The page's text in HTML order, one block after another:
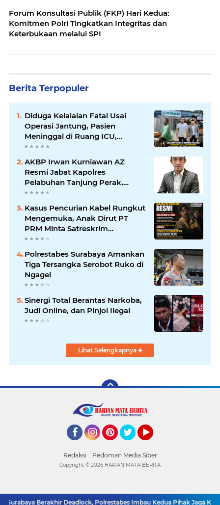
Forum Konsultasi Publik (FKP) Hari Kedua:
Komitmen Polri Tingkatkan Integritas dan
Keterbukaan melalui SPI
Berita Terpopuler
Diduga Kelalaian Fatal Usai
Operasi Jantung, Pasien
Meninggal di Ruang ICU,
Keluarga Tuntut RSUD dr.
Jawab
AKBP Irwan Kurniawan AZ
Resmi Jabat Kapolres
Pelabuhan Tanjung Perak,
Pimpinan Redaksi
Sampaikan Ucapan Selamat
Kasus Pencurian Kabel Rungkut
Mengemuka, Anak Dirut PT
PRM Minta Satreskrim
Polrestabes Surabaya Usut
Polrestabes Surabaya Amankan
Tiga Tersangka Serobot Ruko di
Ngagel
Sinergi Total Berantas Narkoba,
Judi Online, dan Pinjol Ilegal
Lihat Selengkapnya
Redaksi Pedoman Media Siber
Berakhir Deadlock, Polrestabes Imbau Kedua Pihak Jaga
Copyright © 2026 HARIAN MATA BERITA